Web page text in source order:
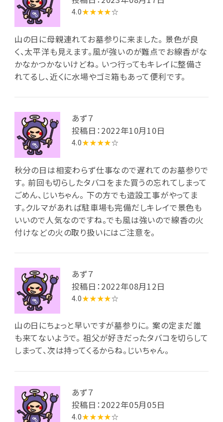
4.0★★★★☆
山の日に母親連れてお墓参りに来ました。 景色が良
く、太平洋も見えます。風が強いのが難点でお線香がな
かなかつかないけどね。 いつ行ってもキレイに整備さ
れてるし、近くに水場やゴミ箱もあって便利です。
あず７
投稿日：2022年10月10日
4.0★★★★☆
秋分の日は相変わらず仕事なので遅れてのお墓参りで
す。 前回も切らしたタバコをまた買うの忘れてしまって
ごめん、じいちゃん。 下の方でも造設工事がやってま
す。クルマがあれば駐車場も完備だしキレイで景色も
いいので人気なのですね。でも風は強いので線香の火
付けなどの火の取り扱いにはご注意を。
あず７
投稿日：2022年08月12日
4.0★★★★☆
山の日にちょっと早いですが墓参りに。 案の定まだ誰
も来てないようで。 祖父が好きだったタバコを切らして
しまって、次は持ってくるからね。じいちゃん。
あず７
投稿日：2022年05月05日
4.0★★★★☆